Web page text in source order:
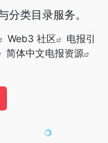
分类目录服务。
Web3 社区
电报引
简体中文电报资源